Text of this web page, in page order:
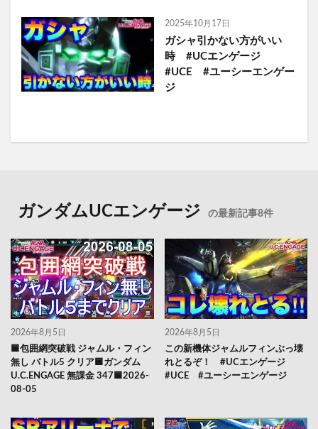
2025年10月17日
ガシャ引かない方がいい
時 #UCエンゲージ
#UCE #ユーシーエンゲー
ジ
ガンダムUCエンゲージ の最新記事8件
2026年8月5日
🟦包囲網突破戦 ジャムル・フィン
無し バトル5 クリア🟦ガンダム
U.C.ENGAGE 無課金 347🟦2026-
08-05
2026年8月5日
この新機体ジャムルフィンぶっ壊
れとるぞ！ #UCエンゲージ
#UCE #ユーシーエンゲージ